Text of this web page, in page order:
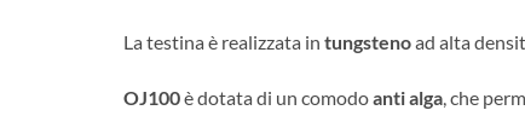
La testina è realizzata in tungstenoad alta
OJ100è dotata di un comodoanti alga, che